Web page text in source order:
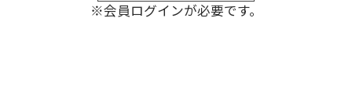
※会員ログインが必要です。